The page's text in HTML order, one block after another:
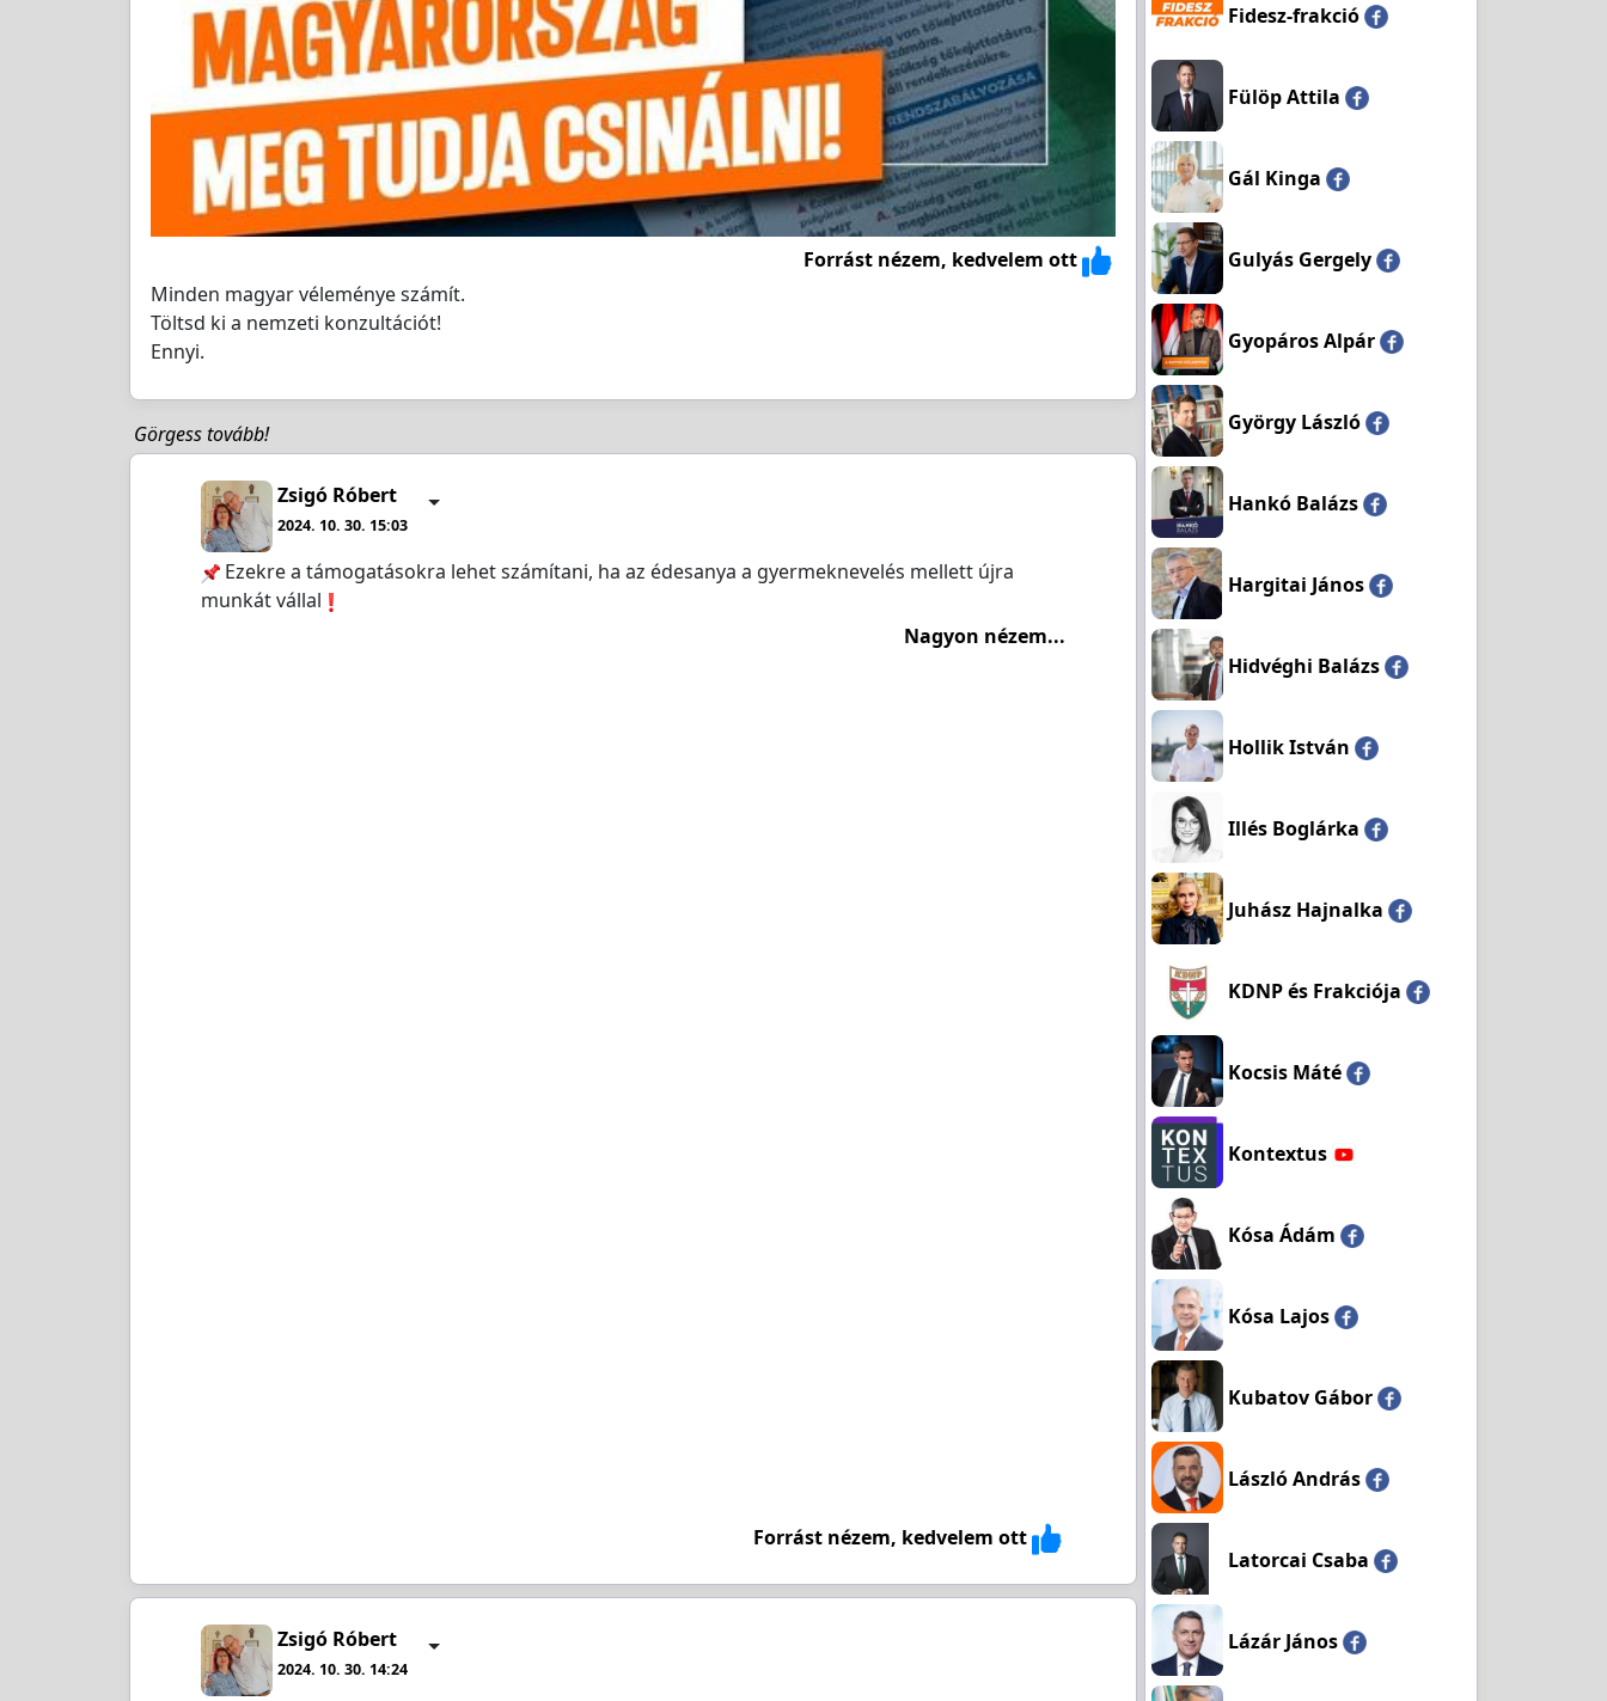
Forrást nézem, kedvelem ott
Minden magyar véleménye számít.
Töltsd ki a nemzeti konzultációt!
Ennyi.
Görgess tovább!
Zsigó Róbert
2024. 10. 30. 15:03
Ezekre a támogatásokra lehet számítani, ha az édesanya a gyermeknevelés mellett újra
munkát vállal
Nagyon nézem...
Forrást nézem, kedvelem ott
Zsigó Róbert
2024. 10. 30. 14:24
Fidesz-frakció
Fülöp Attila
Gál Kinga
Gulyás Gergely
Gyopáros Alpár
György László
Hankó Balázs
Hargitai János
Hidvéghi Balázs
Hollik István
Illés Boglárka
Juhász Hajnalka
KDNP és Frakciója
Kocsis Máté
Kontextus
Kósa Ádám
Kósa Lajos
Kubatov Gábor
László András
Latorcai Csaba
Lázár János